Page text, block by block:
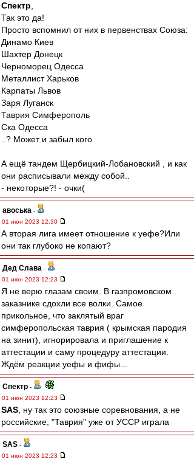
Спектр
Так это да!
Просто вспомнил от них в первенствах Союза:
Динамо Киев
Шахтер Донецк
Черноморец Одесса
Металлист Харьков
Карпаты Львов
Заря Луганск
Таврия Симферополь
Ска Одесса
..? Может и забыл кого
А ещё тандем Щербицкий-Лобановский , и как
они расписывали между собой..
- некоторые?! - очки(
авоська -
01 июн 2023 12:30
А вторая лига имеет отношение к уефе?Или
они так глубоко не копают?
Дед Слава -
01 июн 2023 12:23
Я не верю глазам своим. В газпромовском
заказнике сдохли все волки. Самое
прикольное, что заклятый враг
симферопольская таврия ( крымская пародия
на зинит), игнорировала и приглашение к
аттестации и саму процедуру аттестации.
Ждём реакции уефы и фифы...
Спектр -
01 июн 2023 12:23
SAS , ну так это союзные соревнования, а не
российские, "Таврия" уже от УССР играла
SAS -
01 июн 2023 12:23